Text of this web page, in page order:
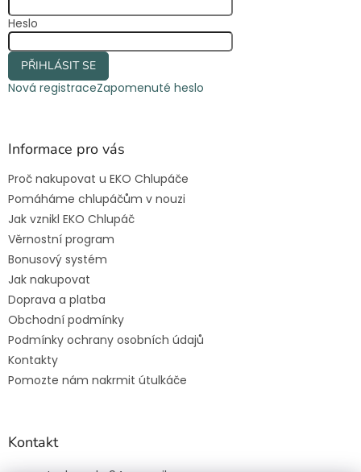
Heslo
PŘIHLÁSIT SE
Nová registraceZapomenuté heslo
Informace pro vás
Proč nakupovat u EKO Chlupáče
Pomáháme chlupáčům v nouzi
Jak vznikl EKO Chlupáč
Věrnostní program
Bonusový systém
Jak nakupovat
Doprava a platba
Obchodní podmínky
Podmínky ochrany osobních údajů
Kontakty
Pomozte nám nakrmit útulkáče
Kontakt